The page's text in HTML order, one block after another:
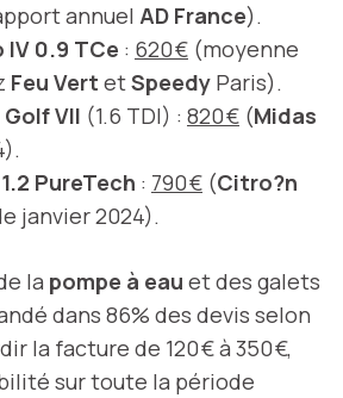
annuel AD France).
IV 0.9 TCe : 620 € (moyenne
Feu Vert etSpeedy Paris).
VII (1.6 TDI) : 820 € (Midas
PureTech : 790 € (Citro?n
janvier 2024).
la pompe à eau et des galets
dans 86% des devis selon
la facture de 120 € à 350 €,
sur toute la période